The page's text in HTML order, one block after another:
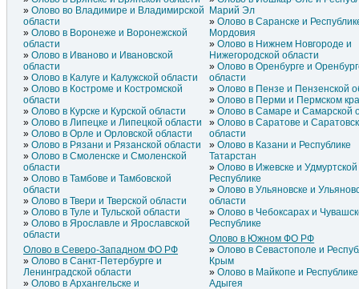
Олово во Владимире и Владимирской
области
Олово в Воронеже и Воронежской
области
Олово в Иваново и Ивановской
области
Олово в Калуге и Калужской области
Олово в Костроме и Костромской
области
Олово в Курске и Курской области
Олово в Липецке и Липецкой области
Олово в Орле и Орловской области
Олово в Рязани и Рязанской области
Олово в Смоленске и Смоленской
области
Олово в Тамбове и Тамбовской
области
Олово в Твери и Тверской области
Олово в Туле и Тульской области
Олово в Ярославле и Ярославской
области
Олово в Северо-Западном ФО РФ
Олово в Санкт-Петербурге и
Ленинградской области
Олово в Архангельске и
Марий Эл
Олово в Саранске и
Мордовия
Олово в Нижнем Новгороде и
Нижегородской области
Олово в Оренбурге и
области
Олово в Пензе и Пензенской
Олово в Перми и Пермском
Олово в Самаре и Самарской
Олово в Саратове и
области
Олово в Казани и Республике
Татарстан
Олово в Ижевске и Удмуртской
Республике
Олово в Ульяновске и
области
Олово в Чебоксарах и
Республике
Олово в Южном ФО РФ
Олово в Севастополе и
Крым
Олово в Майкопе и Республике
Адыгея